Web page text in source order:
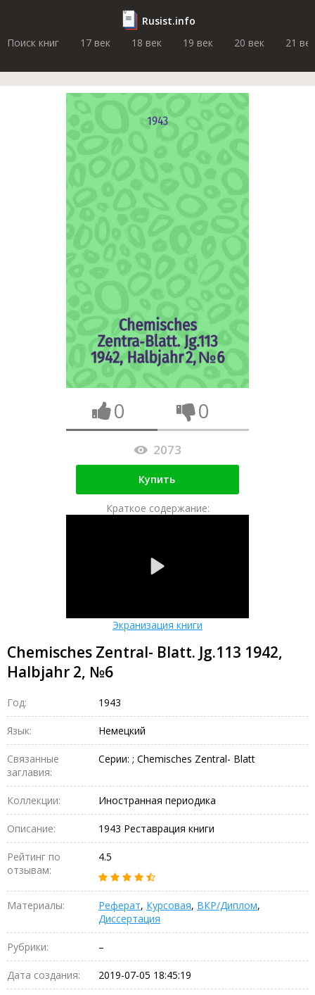
Rusist.info
Поиск книг
17 век 18 век 19 век 20 век 21 век
0 0
2073
Купить
Краткое содержание:
Экранизация книги
Chemisches Zentral- Blatt. Jg.113 1942,
Halbjahr 2, №6
Год: 1943
Язык: Немецкий
Связанные
заглавия:
Серии: ; Chemisches Zentral- Blatt
Коллекции: Иностранная периодика
Описание: 1943 Реставрация книги
Рейтинг по
отзывам:
4.5
Материалы: Реферат, Курсовая, ВКР/Диплом,
Диссертация
Рубрики: –
Дата создания: 2019-07-05 18:45:19